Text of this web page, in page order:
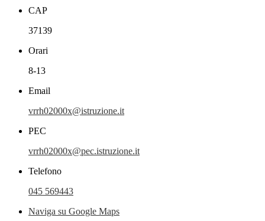
CAP
37139
Orari
8-13
Email
vrrh02000x@istruzione.it
PEC
vrrh02000x@pec.istruzione.it
Telefono
045 569443
Naviga su Google Maps